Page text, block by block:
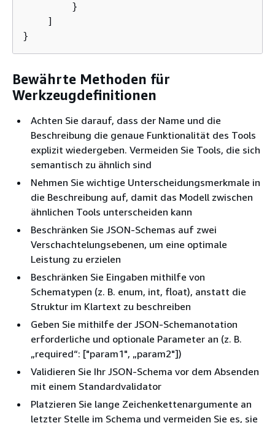
        }
    ]
}
Bewährte Methoden für
Werkzeugdefinitionen
Achten Sie darauf, dass der Name und die
Beschreibung die genaue Funktionalität des Tools
explizit wiedergeben. Vermeiden Sie Tools, die sich
semantisch zu ähnlich sind
Nehmen Sie wichtige Unterscheidungsmerkmale in
die Beschreibung auf, damit das Modell zwischen
ähnlichen Tools unterscheiden kann
Beschränken Sie JSON-Schemas auf zwei
Verschachtelungsebenen, um eine optimale
Leistung zu erzielen
Beschränken Sie Eingaben mithilfe von
Schematypen (z. B. enum, int, float), anstatt die
Struktur im Klartext zu beschreiben
Geben Sie mithilfe der JSON-Schemanotation
erforderliche und optionale Parameter an (z. B.
„required“: ["param1", „param2"])
Validieren Sie Ihr JSON-Schema vor dem Absenden
mit einem Standardvalidator
Platzieren Sie lange Zeichenkettenargumente an
letzter Stelle im Schema und vermeiden Sie es, sie